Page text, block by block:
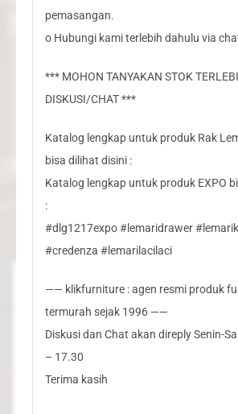
pemasangan.
o Hubungi kami terlebih dahulu via
*** MOHON TANYAKAN STOK
DISKUSI/CHAT ***
Katalog lengkap untuk produk Rak
bisa dilihat disini :
Katalog lengkap untuk produk EXPO
:
#dlg1217expo #lemaridrawer
#credenza #lemarilacilaci
—— klikfurniture : agen resmi produk
termurah sejak 1996 ——
Diskusi dan Chat akan direply Senin-
– 17.30
Terima kasih